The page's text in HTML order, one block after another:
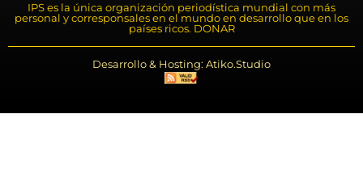
IPS es la única organización periodística mundial con más
personal y corresponsales en el mundo en desarrollo que en los
países ricos. DONAR
Desarrollo & Hosting: Atiko.Studio